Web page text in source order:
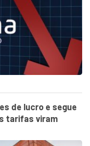
de lucro e segue
tarifas viram